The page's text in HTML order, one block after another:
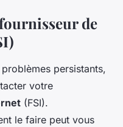
de
persistants,
votre
(FSI).
le faire peut vous